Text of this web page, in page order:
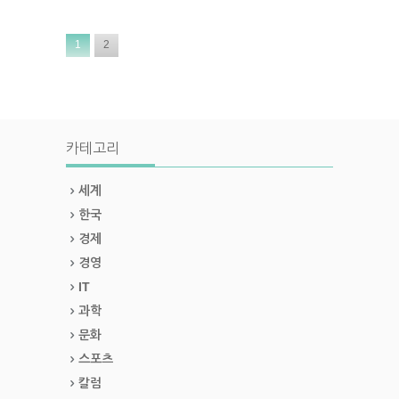
1 2
카테고리
세계
한국
경제
경영
IT
과학
문화
스포츠
칼럼